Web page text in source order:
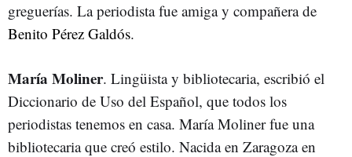
greguerías. La periodista fue amiga y compañera de
Benito Pérez Galdós.
María Moliner. Lingüista y bibliotecaria, escribió el
Diccionario de Uso del Español, que todos los
periodistas tenemos en casa. María Moliner fue una
bibliotecaria que creó estilo. Nacida en Zaragoza en